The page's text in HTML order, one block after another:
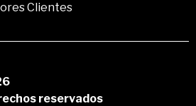
Clientes
reservados